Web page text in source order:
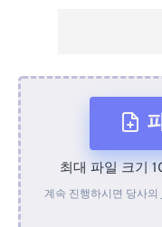
최대 파일 크기
계속 진행하시면 당사의